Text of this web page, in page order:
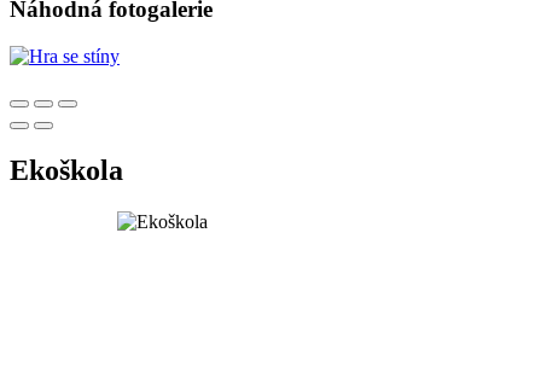
Náhodná fotogalerie
Ekoškola